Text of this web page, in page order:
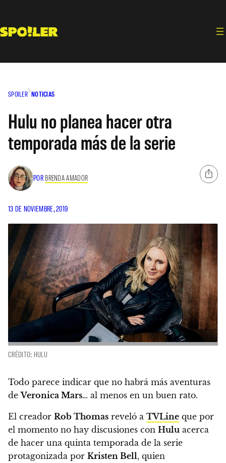
contenido
SPOILER NOTICIAS
Hulu no planea hacer otra
temporada más de la serie
POR BRENDA AMADOR
13 DE NOVIEMBRE, 2019
CRÉDITO: HULU
Todo parece indicar que no habrá más aventuras
deVeronica Mars… al menos en un buen rato.
El creador Rob Thomas reveló a TVLine que por
el momento no hay discusiones con Hulu acerca
de hacer una quinta temporada de la serie
protagonizada por Kristen Bell, quien